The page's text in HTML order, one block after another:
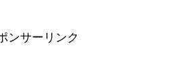
ンサーリンク